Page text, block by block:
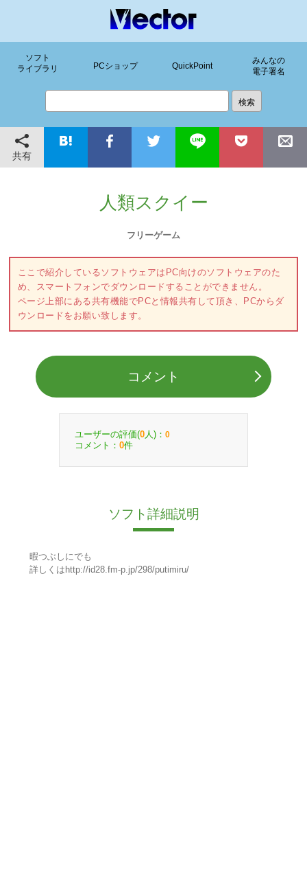
ソフト
ライブラリ
PCショップ QuickPoint
みんなの
電子署名
共有
人類スクイー
フリーゲーム
ここで紹介しているソフトウェアはPC向けのソフトウェアのた
め、スマートフォンでダウンロードすることができません。
ページ上部にある共有機能でPCと情報共有して頂き、PCからダ
ウンロードをお願い致します。
コメント
ユーザーの評価(0 人)： 0
コメント： 0件
ソフト詳細説明
暇つぶしにでも
詳しくはhttp://id28.fm-p.jp/298/putimiru/